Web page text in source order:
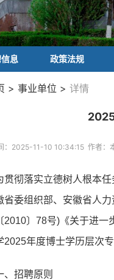
息 政策法规
> 事业单位 > 详情
：2025-11-10 10:34:15 作者：
贯彻落实立德树人根本
省委组织部、安徽省人
2010〕78号)《关于进一
2025年度博士学历层次
、招聘原则